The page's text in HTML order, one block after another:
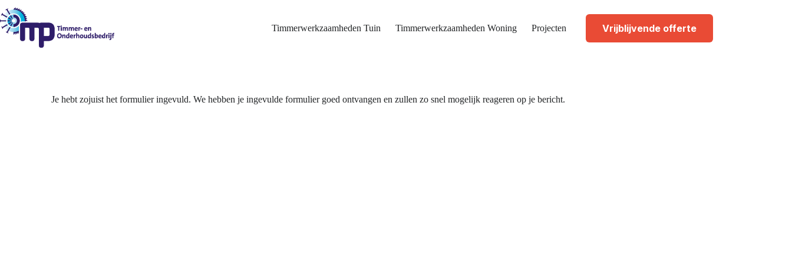
naar
de
inhoud
Timmerwerkzaamheden Tuin Timmerwerkzaamheden Woning Projecten Vrijblijvende offerte
Je hebt zojuist het formulier ingevuld. We hebben je ingevulde formulier goed ontvangen en zullen zo snel mogelijk reageren op je bericht.